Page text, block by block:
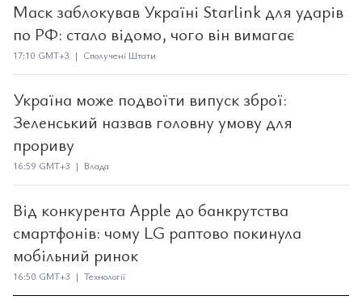
Маск заблокував Україні Starlink для ударів
по РФ: стало відомо, чого він вимагає
17:10 GMT+3 | Сполучені Штати
Україна може подвоїти випуск зброї:
Зеленський назвав головну умову для
прориву
16:59 GMT+3 | Влада
Від конкурента Apple до банкрутства
смартфонів: чому LG раптово покинула
мобільний ринок
16:50 GMT+3 | Технології